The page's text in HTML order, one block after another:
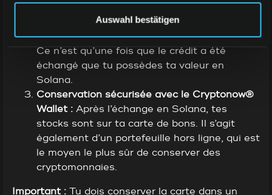
Auswahl bestätigen
Solana via www.cryptonow.ch/go.Important :
La carte de bons conserve sa valeur en CHF
jusqu’à ce que tu échanges le crédit en ligne.
Ce n’est qu’une fois que le crédit a été
échangé que tu possèdes ta valeur en
Solana.
Conservation sécurisée avec le Cryptonow®
Wallet : Après l’échange en Solana, tes
stocks sont sur ta carte de bons. Il s’agit
également d’un portefeuille hors ligne, qui est
le moyen le plus sûr de conserver des
cryptomonnaies.
Important : Tu dois conserver la carte dans un